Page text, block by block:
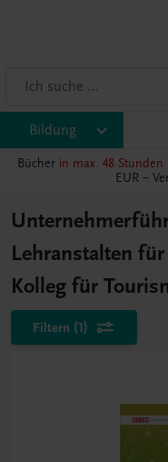
Bildung
Bücher in max. 48
EUR –
Lehranstalten
Kolleg für
Filtern (1)